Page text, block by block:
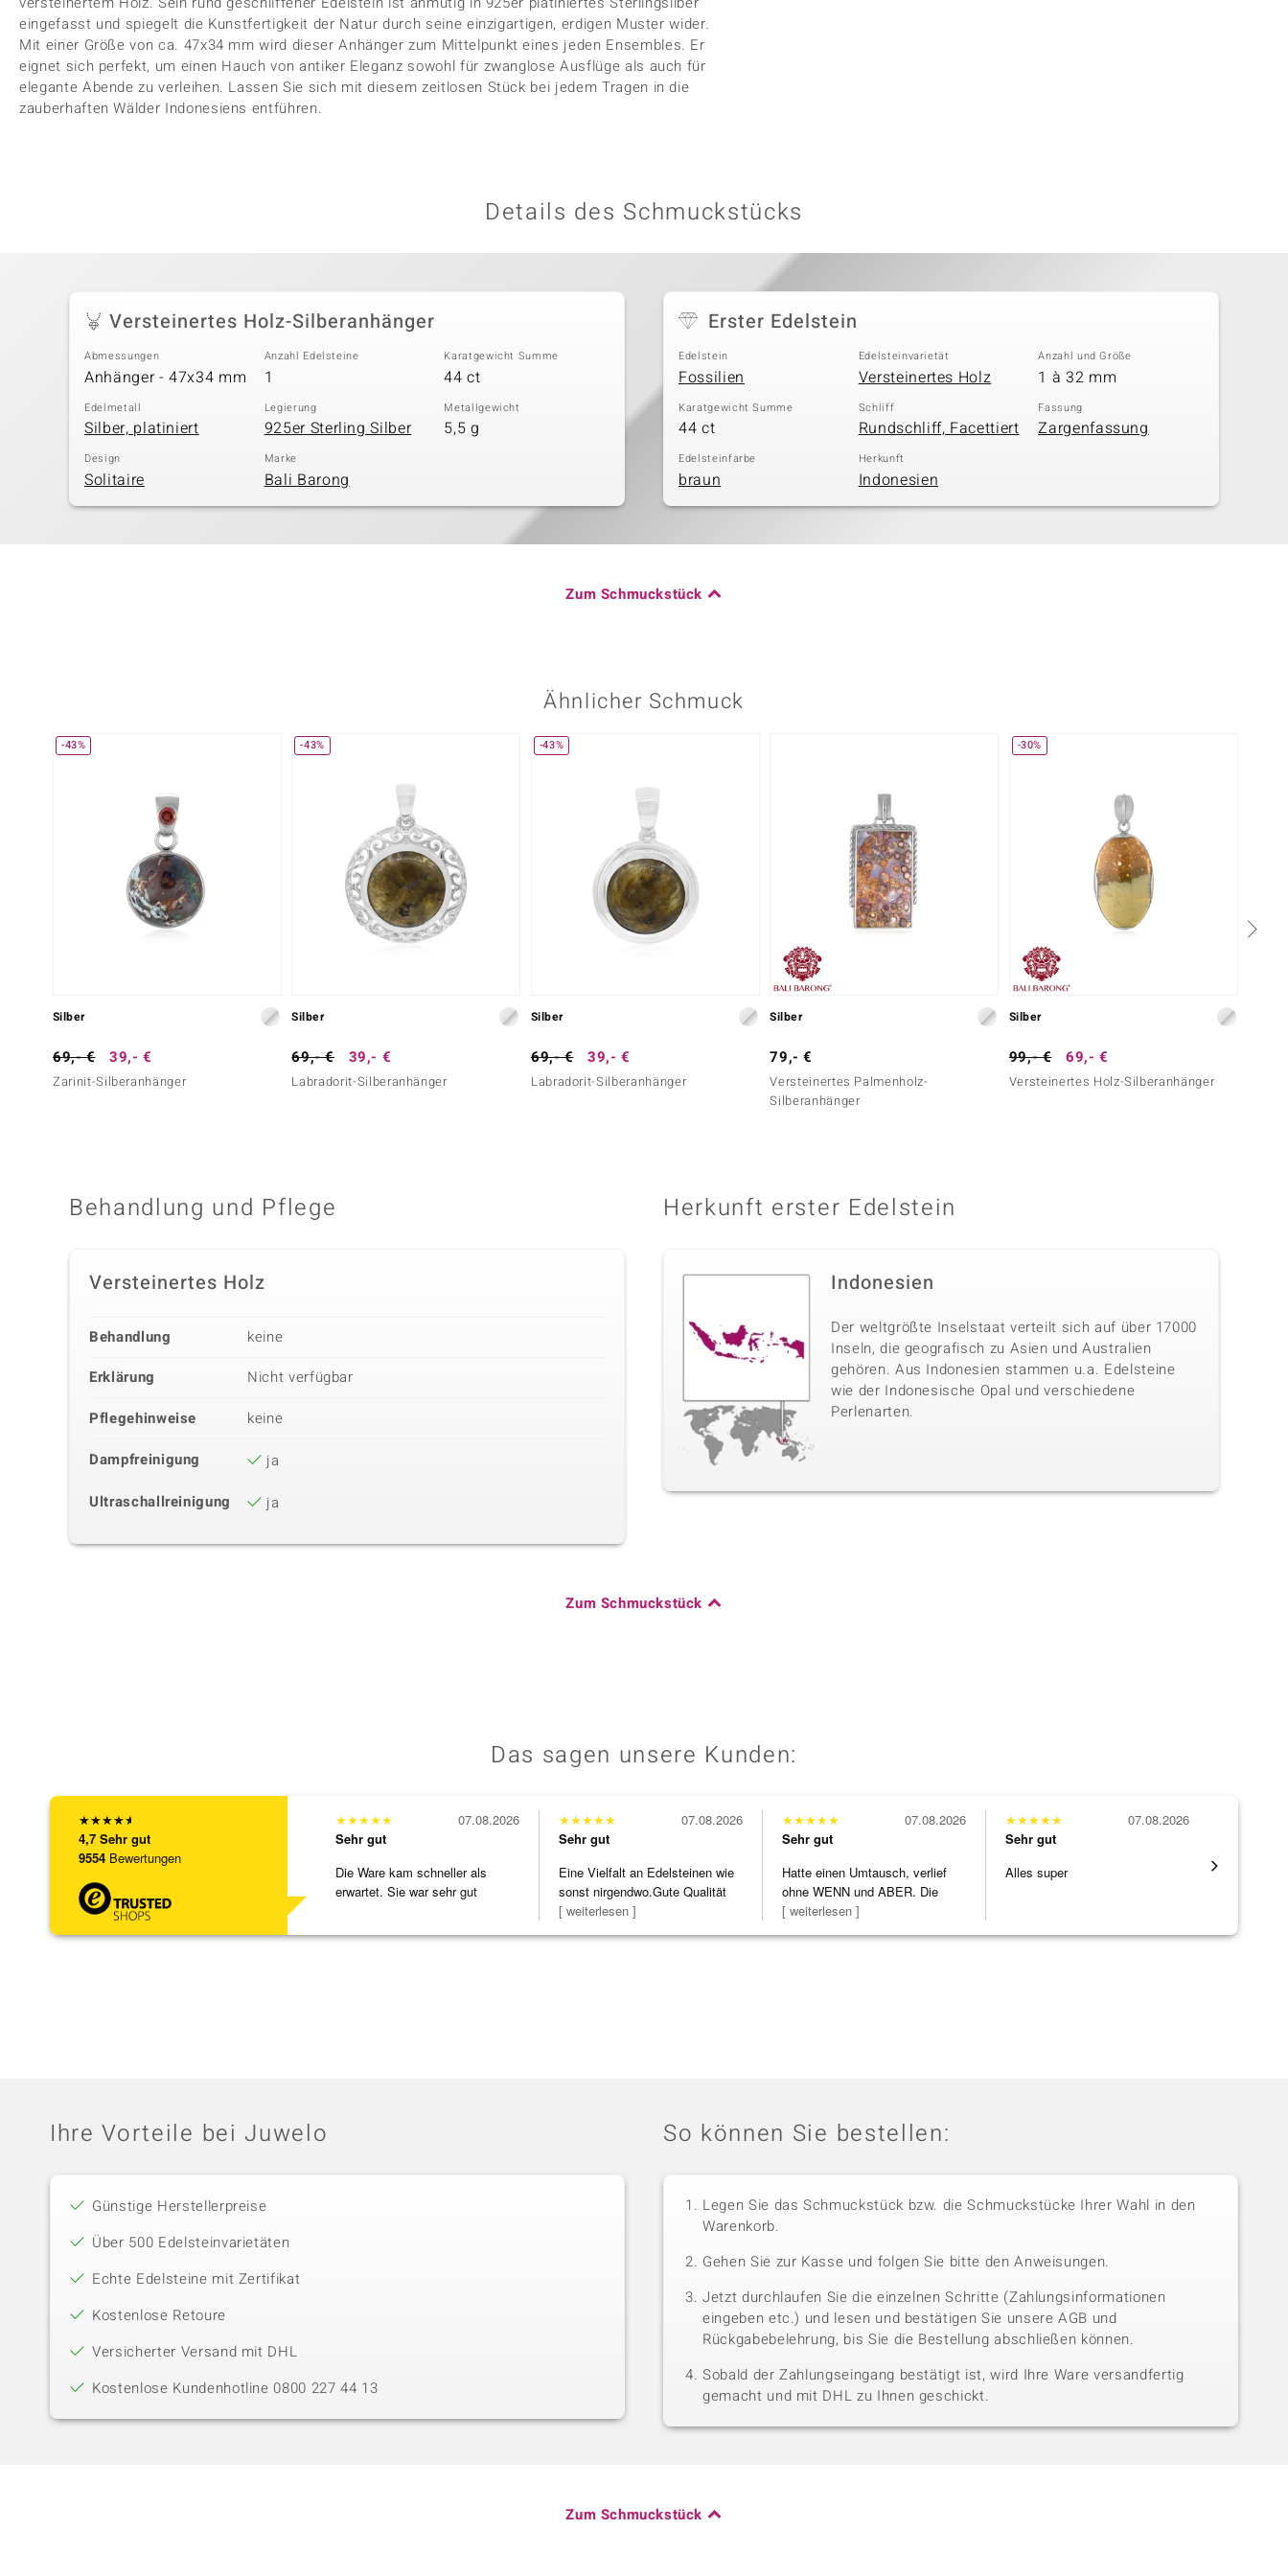
eingefasst und spiegelt die Kunstfertigkeit der Natur durch seine einzigartigen, erdigen Muster wider.
Mit einer Größe von ca. 47x34 mm wird dieser Anhänger zum Mittelpunkt eines jeden Ensembles. Er
eignet sich perfekt, um einen Hauch von antiker Eleganz sowohl für zwanglose Ausflüge als auch für
elegante Abende zu verleihen. Lassen Sie sich mit diesem zeitlosen Stück bei jedem Tragen in die
zauberhaften Wälder Indonesiens entführen.
Details des Schmuckstücks
Versteinertes Holz-Silberanhänger
Abmessungen
Anhänger - 47x34 mm
Anzahl Edelsteine
1
Karatgewicht Summe
44 ct
Edelmetall
Silber, platiniert
Legierung
925er Sterling Silber
Metallgewicht
5,5 g
Design
Solitaire
Marke
Bali Barong
Erster Edelstein
Edelstein
Fossilien
Edelsteinvarietät
Versteinertes Holz
Anzahl und Größe
1 à 32 mm
Karatgewicht Summe
44 ct
Schliff
Rundschliff, Facettiert
Fassung
Zargenfassung
Edelsteinfarbe
braun
Herkunft
Indonesien
Zum Schmuckstück
Ähnlicher Schmuck
-43%
Silber
69,- € 39,- €
Zarinit-Silberanhänger
-43%
Silber
69,- € 39,- €
Labradorit-Silberanhänger
-43%
Silber
69,- € 39,- €
Labradorit-Silberanhänger
Silber
79,- €
Versteinertes Palmenholz-
Silberanhänger
-30%
Silber
99,- € 69,- €
Versteinertes Holz-Silberanhänger
Behandlung und Pflege
Versteinertes Holz
Behandlung
keine
Erklärung
Nicht verfügbar
Pflegehinweise
keine
Dampfreinigung
ja
Ultraschallreinigung
ja
Herkunft erster Edelstein
Indonesien
Der weltgrößte Inselstaat verteilt sich auf über 17000
Inseln, die geografisch zu Asien und Australien
gehören. Aus Indonesien stammen u.a. Edelsteine
wie der Indonesische Opal und verschiedene
Perlenarten.
Zum Schmuckstück
Das sagen unsere Kunden:
★★★★★
4,7 Sehr gut
9554 Bewertungen
★★★★★
Sehr gut
Die Ware kam schneller als
erwartet. Sie war sehr gut
07.08.2026 ★★★★★
Sehr gut
Eine Vielfalt an Edelsteinen wie
sonst nirgendwo.Gute Qualität
zu noc
[ weiterlesen ]
07.08.2026 ★★★★★
Sehr gut
Hatte einen Umtausch, verlief
ohne WENN und ABER. Die
Schmuckstücke h
[ weiterlesen ]
07.08.2026 ★★★★★
Sehr gut
Alles super
07.08.2026
Ihre Vorteile bei Juwelo
Günstige Herstellerpreise
Über 500 Edelsteinvarietäten
Echte Edelsteine mit Zertifikat
Kostenlose Retoure
Versicherter Versand mit DHL
Kostenlose Kundenhotline 0800 227 44 13
So können Sie bestellen:
Legen Sie das Schmuckstück bzw. die Schmuckstücke Ihrer Wahl in den
Warenkorb.
Gehen Sie zur Kasse und folgen Sie bitte den Anweisungen.
Jetzt durchlaufen Sie die einzelnen Schritte (Zahlungsinformationen
eingeben etc.) und lesen und bestätigen Sie unsere AGB und
Rückgabebelehrung, bis Sie die Bestellung abschließen können.
Sobald der Zahlungseingang bestätigt ist, wird Ihre Ware versandfertig
gemacht und mit DHL zu Ihnen geschickt.
Zum Schmuckstück